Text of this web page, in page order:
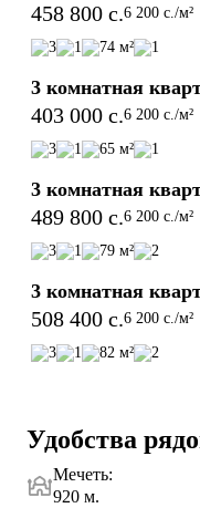
- Детская больница
- Магазины
ЖК «Imorat Inshoot» —
жизни, где комфорт,
объединены в одном
458 800 c.6 200 c./м²
3 1 74 м² 1
3 комнатная
403 000 c.6 200 c./м²
3 1 65 м² 1
3 комнатная
489 800 c.6 200 c./м²
3 1 79 м² 2
3 комнатная
508 400 c.6 200 c./м²
3 1 82 м² 2
Удобства
Мечеть:
920 м.